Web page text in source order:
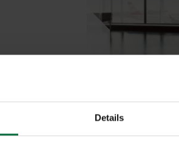
Details